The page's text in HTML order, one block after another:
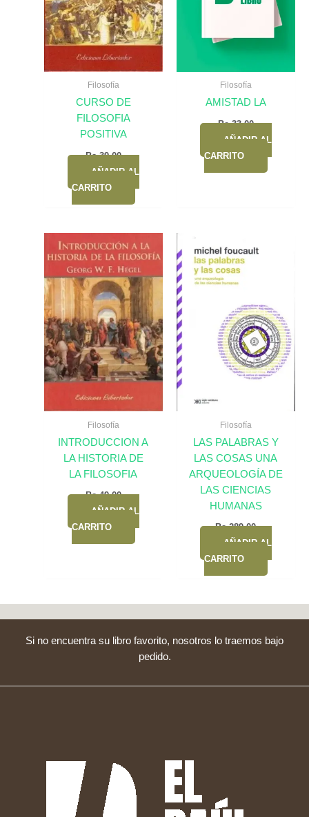
Filosofía
CURSO DE
FILOSOFIA
POSITIVA
Bs.39,00
AÑADIR AL
CARRITO
Filosofía
AMISTAD LA
Bs.33,00
AÑADIR AL
CARRITO
Filosofía
INTRODUCCION A
LA HISTORIA DE
LA FILOSOFIA
Bs.49,00
AÑADIR AL
CARRITO
Filosofía
LAS PALABRAS Y
LAS COSAS UNA
ARQUEOLOGÍA DE
LAS CIENCIAS
HUMANAS
Bs.289,00
AÑADIR AL
CARRITO
Si no encuentra su libro favorito, nosotros lo traemos bajo
pedido.